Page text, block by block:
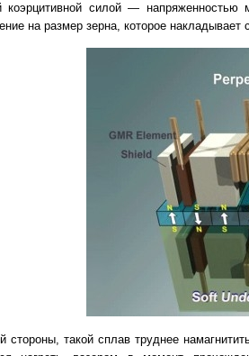
коэрцитивной силой — напряженностью
на размер зерна, которое
стороны, такой сплав труднее